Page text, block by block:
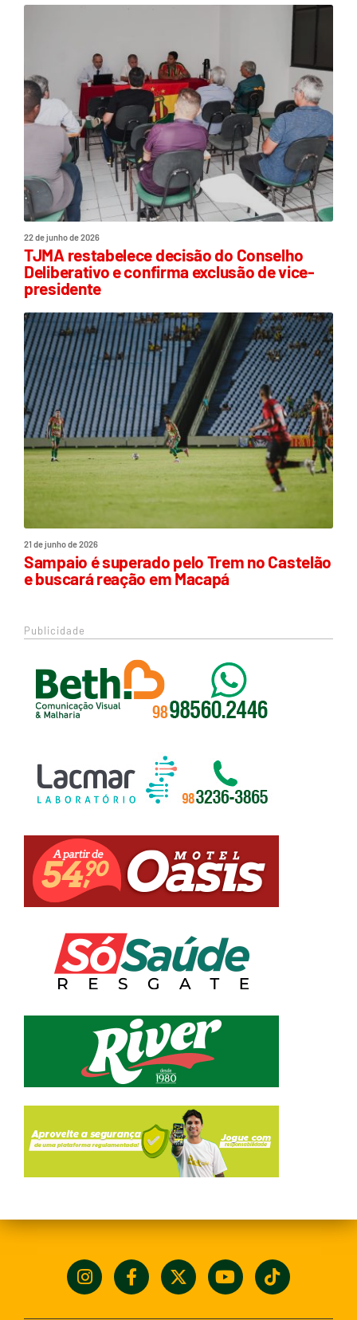
22 de junho de 2026
TJMA restabelece decisão do Conselho
Deliberativo e confirma exclusão de vice-
presidente
21 de junho de 2026
Sampaio é superado pelo Trem no Castelão
e buscará reação em Macapá
Publicidade